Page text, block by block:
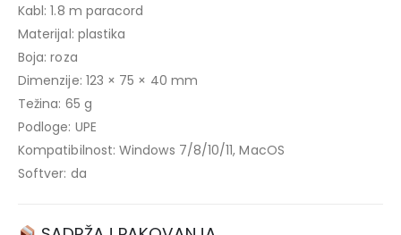
Kabl: 1.8 m paracord
Materijal: plastika
Boja: roza
Dimenzije: 123 × 75 × 40 mm
Težina: 65 g
Podloge: UPE
Kompatibilnost: Windows 7/8/10/11, MacOS
Softver: da